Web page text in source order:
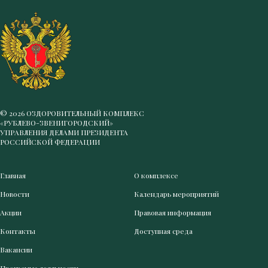
© 2026 ОЗДОРОВИТЕЛЬНЫЙ КОМПЛЕКС
«РУБЛЕВО-ЗВЕНИГОРОДСКИЙ»
УПРАВЛЕНИЯ ДЕЛАМИ ПРЕЗИДЕНТА
РОССИЙСКОЙ ФЕДЕРАЦИИ
Главная
Новости
Акции
Контакты
Вакансии
О комплексе
Календарь мероприятий
Правовая информация
Доступная среда